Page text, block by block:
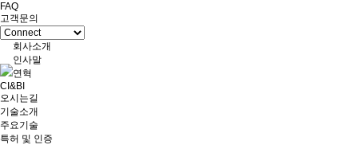
FAQ
고객문의
회사소개
인사말
연혁
CI&BI
오시는길
기술소개
주요기술
특허 및 인증